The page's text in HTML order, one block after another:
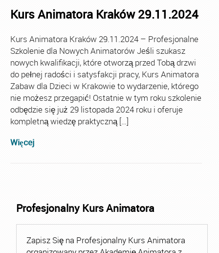
Kurs Animatora Kraków 29.11.2024
Kurs Animatora Kraków 29.11.2024 – Profesjonalne
Szkolenie dla Nowych Animatorów Jeśli szukasz
nowych kwalifikacji, które otworzą przed Tobą drzwi
do pełnej radości i satysfakcji pracy, Kurs Animatora
Zabaw dla Dzieci w Krakowie to wydarzenie, którego
nie możesz przegapić! Ostatnie w tym roku szkolenie
odbędzie się już 29 listopada 2024 roku i oferuje
kompletną wiedzę praktyczną […]
Więcej
Profesjonalny Kurs Animatora
Zapisz Się na Profesjonalny Kurs Animatora